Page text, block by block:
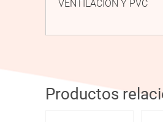
VENTILACIÓN Y PVC
Productos